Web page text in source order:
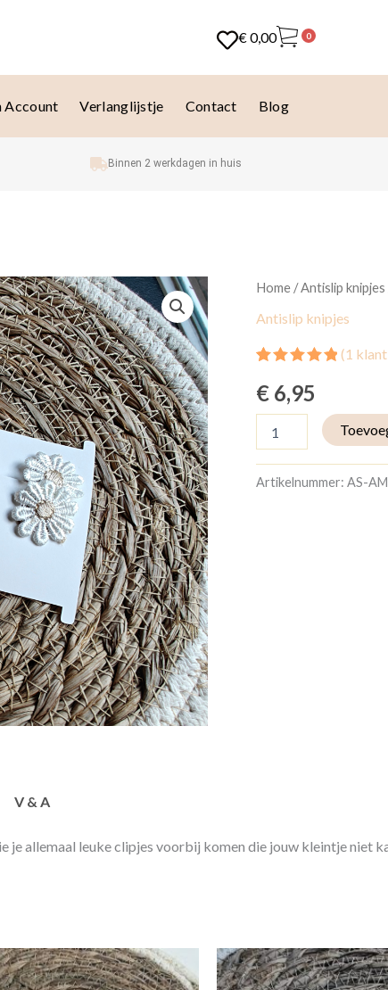
€0,00 0
Account Verlanglijstje Contact Blog
Binnen 2 werkdagen in huis
Home/Antislip knipjes
Antislip knipjes
5.00 op 5
gebaseerd
op
klantbeoordeling
(1
€6,95
Antislip
Amy
Artikelnummer: AS-
V & A
je allemaal leuke clipjes voorbij komen die jouw kleintje niet